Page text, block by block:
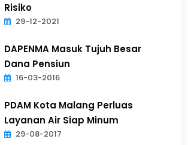
Risiko
29-12-2021
DAPENMA Masuk Tujuh Besar
Dana Pensiun
16-03-2016
PDAM Kota Malang Perluas
Layanan Air Siap Minum
29-08-2017